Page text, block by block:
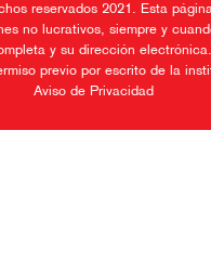
reservados 2021. Esta
no lucrativos, siempre y
y su dirección
previo por escrito de la
Aviso de Privacidad